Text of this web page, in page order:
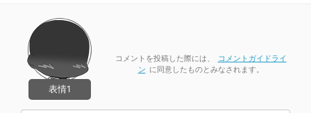
コメントを投稿した際には、
コメントガイドライ
ン に同意したものとみなされます。
表情1